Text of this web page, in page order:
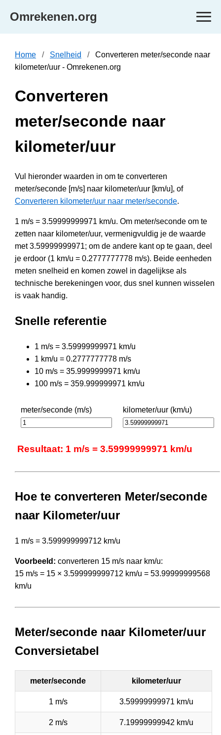
Omrekenen.org
Home Snelheid
Converteren meter/seconde naar
kilometer/uur - Omrekenen.org
Converteren
meter/seconde naar
kilometer/uur
Vul hieronder waarden in om te converteren
meter/seconde [m/s] naar kilometer/uur [km/u], of
Converteren kilometer/uur naar meter/seconde.
1 m/s = 3.59999999971 km/u. Om meter/seconde om te
zetten naar kilometer/uur, vermenigvuldig je de waarde
met 3.59999999971; om de andere kant op te gaan, deel
je erdoor (1 km/u = 0.2777777778 m/s). Beide eenheden
meten snelheid en komen zowel in dagelijkse als
technische berekeningen voor, dus snel kunnen wisselen
is vaak handig.
Snelle referentie
1 m/s = 3.59999999971 km/u
1 km/u = 0.2777777778 m/s
10 m/s = 35.9999999971 km/u
100 m/s = 359.999999971 km/u
meter/seconde (m/s) kilometer/uur (km/u)
Resultaat: 1 m/s = 3.59999999971 km/u
Hoe te converteren Meter/seconde
naar Kilometer/uur
1 m/s = 3.599999999712 km/u
Voorbeeld: converteren 15 m/s naar km/u:
15 m/s = 15 × 3.599999999712 km/u = 53.99999999568
km/u
Meter/seconde naar Kilometer/uur
Conversietabel
meter/seconde kilometer/uur
1 m/s 3.59999999971 km/u
2 m/s 7.19999999942 km/u